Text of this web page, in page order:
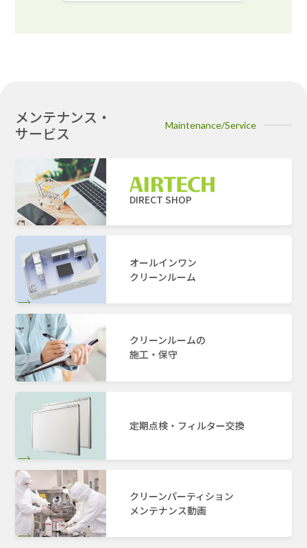
メンテナンス・
サービス
Maintenance/Service
DIRECT SHOP
オールインワン
クリーンルーム
クリーンルームの
施工・保守
定期点検・フィルター交換
クリーンパーティション
メンテナンス動画